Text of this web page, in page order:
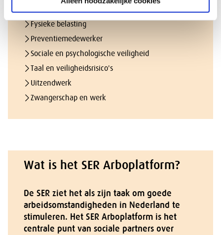
Bedrijfshulpverlening (BHV)
Fysieke belasting
Preventiemedewerker
Sociale en psychologische veiligheid
Taal en veiligheidsrisico's
Uitzendwerk
Zwangerschap en werk
Wat is het SER Arboplatform?
De SER ziet het als zijn taak om goede
arbeidsomstandigheden in Nederland te
stimuleren. Het SER Arboplatform is het
centrale punt van sociale partners over